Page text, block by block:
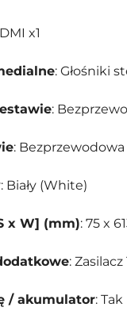
x1
: Głośniki
:
: Bezprzewodowa
: Biały (White)
x W] (mm): 75 x
:
/ akumulator: Tak